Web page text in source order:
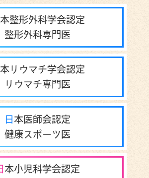
日本整形外科学会認定
整形外科専門医
日本リウマチ学会認定
リウマチ専門医
日本医師会認定
健康スポーツ医
日本小児科学会認定